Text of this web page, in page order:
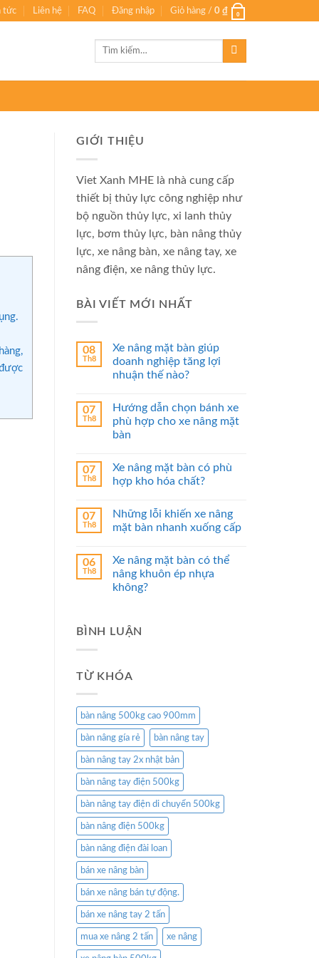
tức Liên hệ FAQ Đăng nhập Giỏ hàng / 0 ₫ 0
Tìm
GIỚI THIỆU
Viet Xanh MHE là nhà cung cấp
thiết bị thủy lực công nghiệp như
bộ nguồn thủy lực, xi lanh thủy
lực, bơm thủy lực, bàn nâng thủy
lực, xe nâng bàn, xe nâng tay, xe
nâng điện, xe nâng thủy lực.
BÀI VIẾT MỚI NHẤT
08
Th8
Xe nâng mặt bàn giúp
doanh nghiệp tăng lợi
nhuận thế nào?
07
Th8
Hướng dẫn chọn bánh xe
phù hợp cho xe nâng mặt
bàn
07
Th8
Xe nâng mặt bàn có phù
hợp kho hóa chất?
07
Th8
Những lỗi khiến xe nâng
mặt bàn nhanh xuống cấp
06
Th8
Xe nâng mặt bàn có thể
nâng khuôn ép nhựa
không?
BÌNH LUẬN
TỪ KHÓA
bàn nâng 500kg cao 900mm
bàn nâng gía rẻ bàn nâng tay
bàn nâng tay 2x nhật bản
bàn nâng tay điện 500kg
bàn nâng tay điện di chuyển 500kg
bàn nâng điện 500kg
bàn nâng điện đài loan
bán xe nâng bàn
bán xe nâng bán tự động.
bán xe nâng tay 2 tấn
mua xe nâng 2 tấn xe nâng